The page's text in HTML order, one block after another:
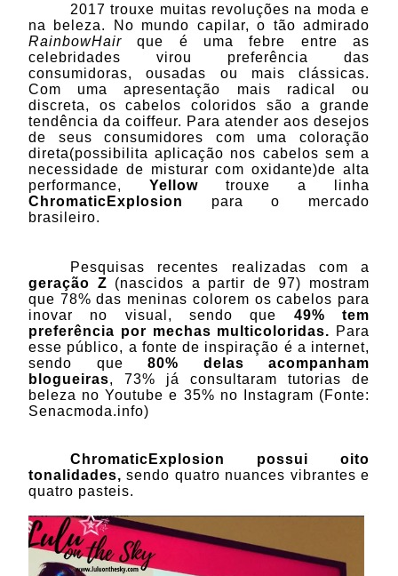
2017 trouxe muitas revoluções na moda e
na beleza. No mundo capilar, o tão admirado
RainbowHair que é uma febre entre as
celebridades virou preferência das
consumidoras, ousadas ou mais clássicas.
Com uma apresentação mais radical ou
discreta, os cabelos coloridos são a grande
tendência da coiffeur. Para atender aos desejos
de seus consumidores com uma coloração
direta(possibilita aplicação nos cabelos sem a
necessidade de misturar com oxidante)de alta
performance, Yellow trouxe a linha
ChromaticExplosion
para o mercado
brasileiro.
Pesquisas recentes realizadas com a
geração Z (nascidos a partir de 97) mostram
que 78% das meninas colorem os cabelos para
inovar no visual, sendo que 49% tem
preferência por mechas multicoloridas. Para
esse público, a fonte de inspiração é a internet,
sendo que 80% delas acompanham
blogueiras, 73% já consultaram tutorias de
beleza no Youtube e 35% no Instagram (Fonte:
Senacmoda.info)
ChromaticExplosion possui oito
tonalidades,sendo quatro nuances vibrantes e
quatro pasteis.